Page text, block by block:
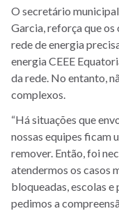
O secretário
Garcia, reforça que os
rede de energia
energia CEEE
da rede. No entanto,
complexos.
“Há situações que
nossas equipes ficam
remover. Então, foi
atendermos os casos
bloqueadas, escolas
pedimos a